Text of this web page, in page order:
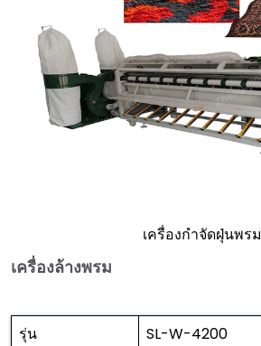
เครื่องกำจัดฝุ่นพรม
เครื่องล้างพรม
รุ่น SL-W-4200